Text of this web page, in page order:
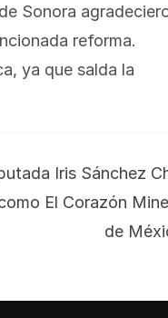
Sonora
reforma.
ya que salda la
Iris Sánchez
El Corazón
de